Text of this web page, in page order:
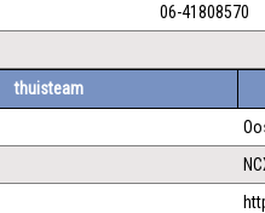
06-41808570
thuisteam